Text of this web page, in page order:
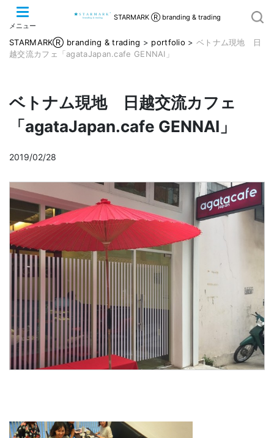
メニュー
STARMARK Ⓡ branding & trading
STARMARKⓇ branding & trading > portfolio > ベトナム現地 日
越交流カフェ「agataJapan.cafe GENNAI」
ベトナム現地 日越交流カフェ
「agataJapan.cafe GENNAI」
2019/02/28